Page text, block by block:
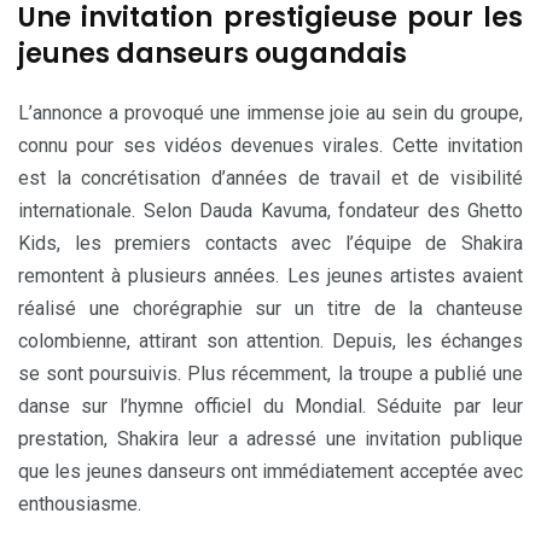
Une invitation prestigieuse pour les
jeunes danseurs ougandais
L’annonce a provoqué une immense joie au sein du groupe,
connu pour ses vidéos devenues virales. Cette invitation
est la concrétisation d’années de travail et de visibilité
internationale. Selon Dauda Kavuma, fondateur des Ghetto
Kids, les premiers contacts avec l’équipe de Shakira
remontent à plusieurs années. Les jeunes artistes avaient
réalisé une chorégraphie sur un titre de la chanteuse
colombienne, attirant son attention. Depuis, les échanges
se sont poursuivis. Plus récemment, la troupe a publié une
danse sur l’hymne officiel du Mondial. Séduite par leur
prestation, Shakira leur a adressé une invitation publique
que les jeunes danseurs ont immédiatement acceptée avec
enthousiasme.